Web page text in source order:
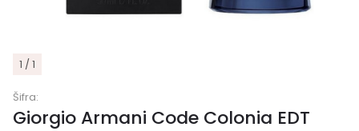
1 / 1
Šifra:
Giorgio Armani Code Colonia EDT